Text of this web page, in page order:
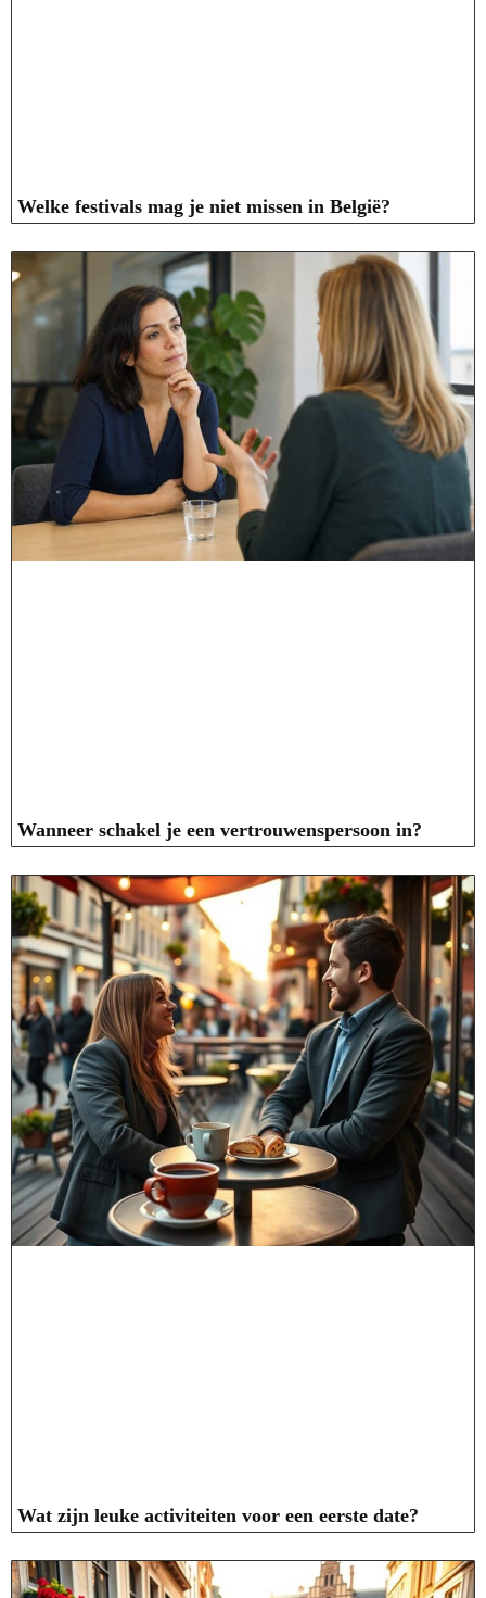
Welke festivals mag je niet missen in België?
Wanneer schakel je een vertrouwenspersoon in?
Wat zijn leuke activiteiten voor een eerste date?